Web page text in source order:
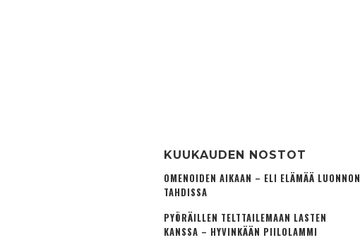
KUUKAUDEN NOSTOT
OMENOIDEN AIKAAN – ELI ELÄMÄÄ LUONNON
TAHDISSA
PYÖRÄILLEN TELTTAILEMAAN LASTEN
KANSSA – HYVINKÄÄN PIILOLAMMI